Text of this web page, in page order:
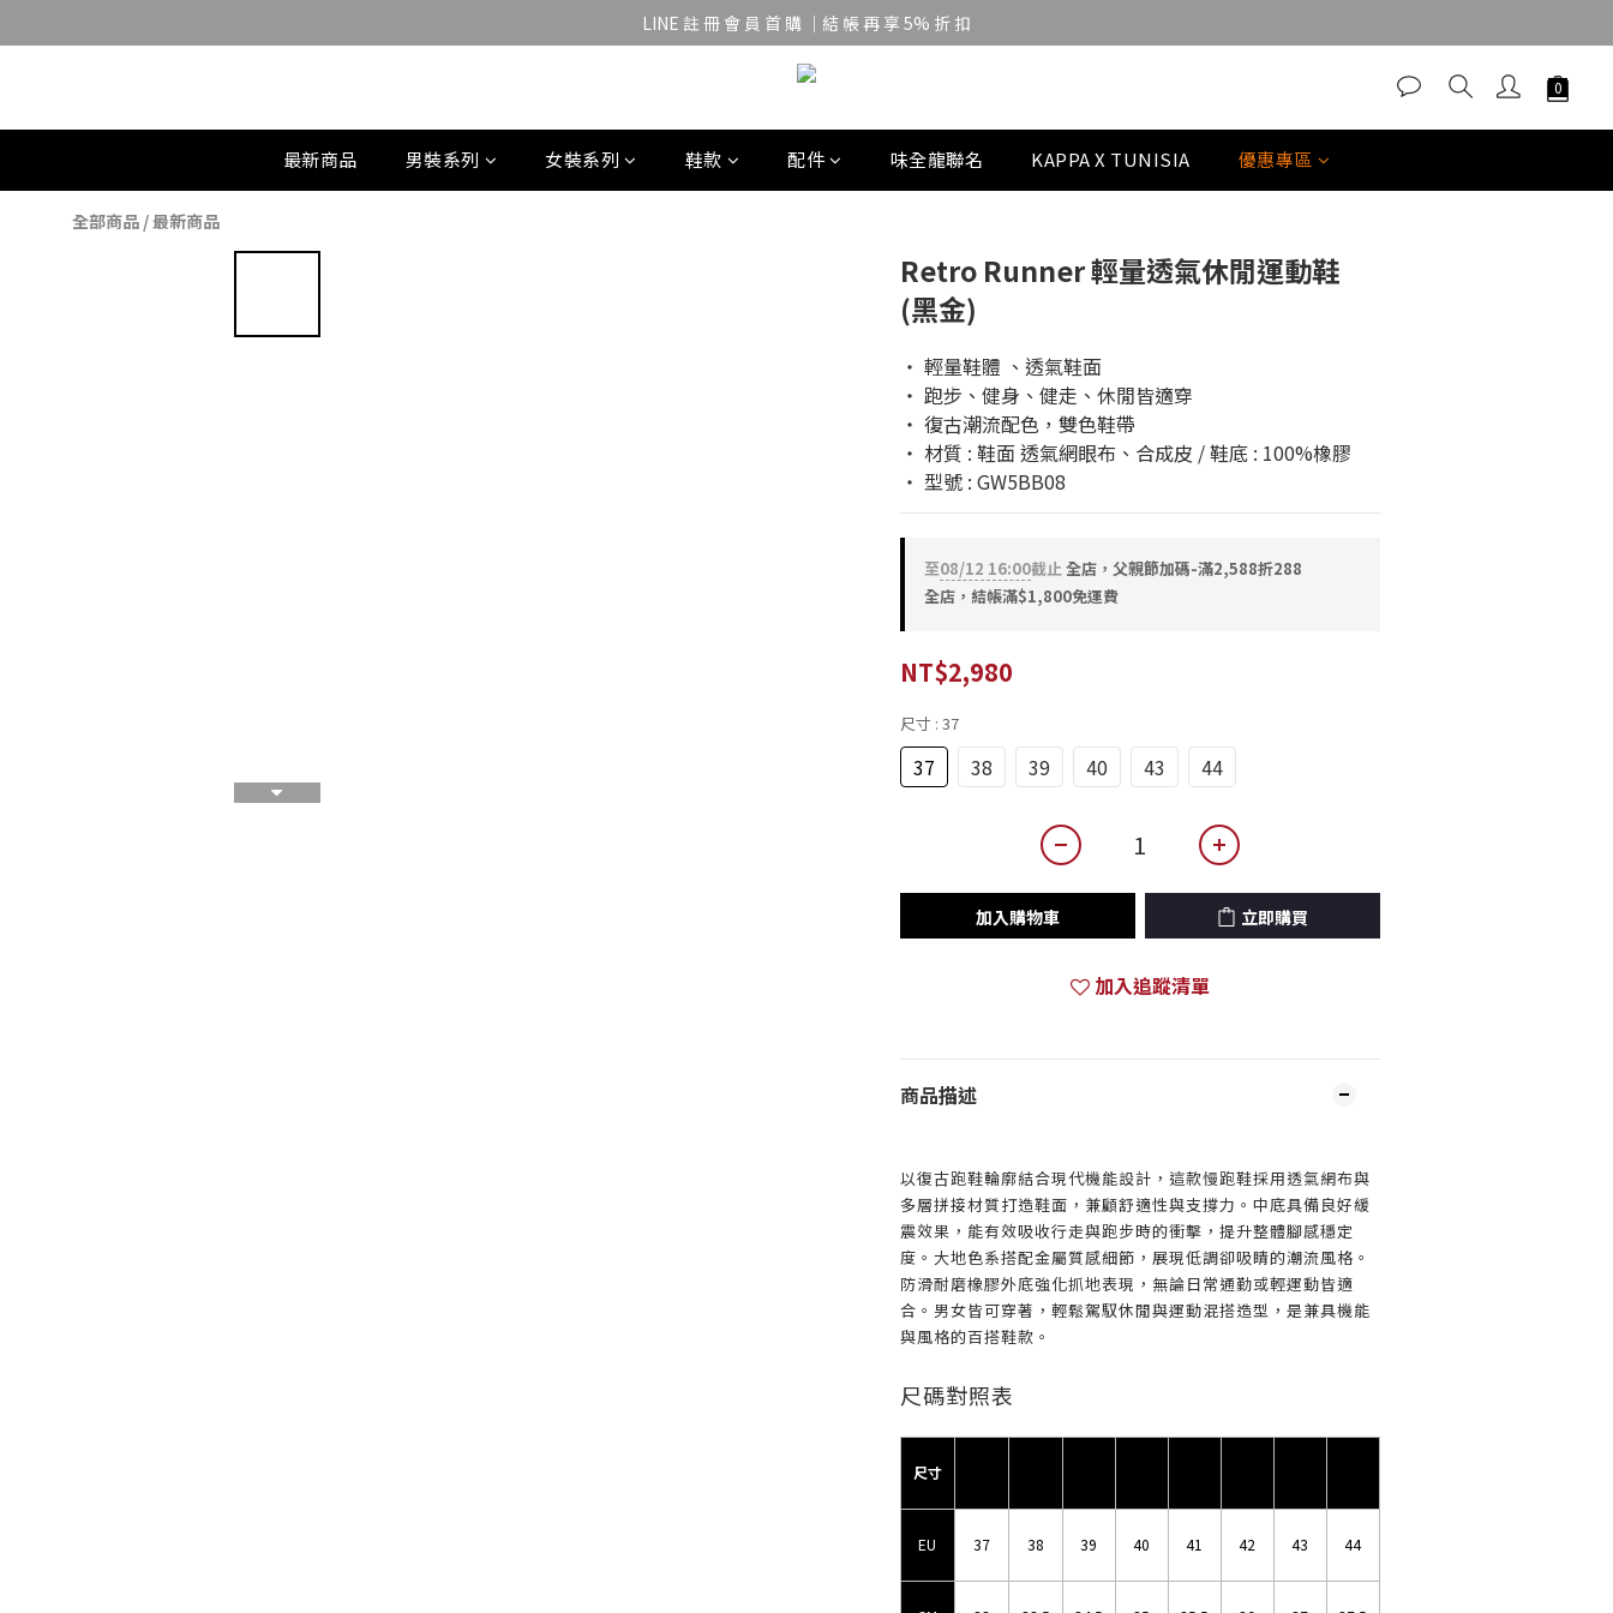
LINE 註 冊 會 員 首 購 ｜結 帳 再 享 5% 折 扣
最新商品 男裝系列 女裝系列 鞋款 配件 味全龍聯名 KAPPA X TUNISIA 優惠專區
全部商品 /最新商品
Retro Runner 輕量透氣休閒運動鞋
(黑金)
‧ 輕量鞋體 、透氣鞋面
‧ 跑步、健身、健走、休閒皆適穿
‧ 復古潮流配色，雙色鞋帶
‧ 材質 : 鞋面 透氣網眼布、合成皮 / 鞋底 : 100%橡膠
‧ 型號 : GW5BB08
至08/12 16:00截止全店，父親節加碼-滿2,588折288
全店，結帳滿$1,800免運費
NT$2,980
尺寸 : 37
37 38 39 40 43 44
加入購物車 立即購買
加入追蹤清單
商品描述
以復古跑鞋輪廓結合現代機能設計，這款慢跑鞋採用透氣網布與
多層拼接材質打造鞋面，兼顧舒適性與支撐力。中底具備良好緩
震效果，能有效吸收行走與跑步時的衝擊，提升整體腳感穩定
度。大地色系搭配金屬質感細節，展現低調卻吸睛的潮流風格。
防滑耐磨橡膠外底強化抓地表現，無論日常通勤或輕運動皆適
合。男女皆可穿著，輕鬆駕馭休閒與運動混搭造型，是兼具機能
與風格的百搭鞋款。
尺碼對照表
尺寸
EU 37 38 39 40 41 42 43 44
立即購買